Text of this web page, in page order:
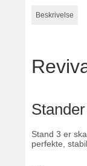
Beskrivelse
Stand 3 er
perfekte,